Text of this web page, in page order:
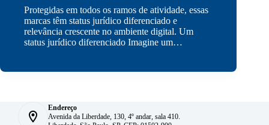
Protegidas em todos os ramos de atividade, essas
marcas têm status jurídico diferenciado e
relevância crescente no ambiente digital. Um
status jurídico diferenciado Imagine um…
Endereço
Avenida da Liberdade, 130, 4º andar, sala 410.